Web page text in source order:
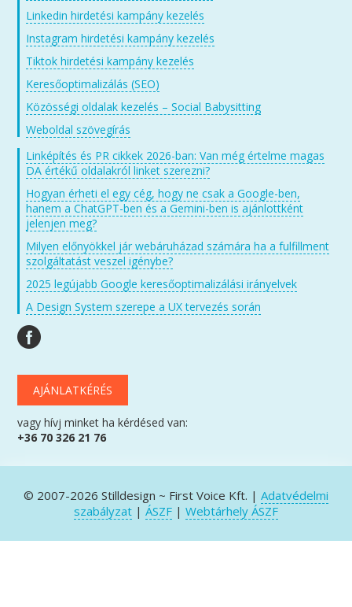
Linkedin hirdetési kampány kezelés
Instagram hirdetési kampány kezelés
Tiktok hirdetési kampány kezelés
Keresőoptimalizálás (SEO)
Közösségi oldalak kezelés – Social Babysitting
Weboldal szövegírás
Linképítés és PR cikkek 2026-ban: Van még értelme magas
DA értékű oldalakról linket szerezni?
Hogyan érheti el egy cég, hogy ne csak a Google-ben,
hanem a ChatGPT-ben és a Gemini-ben is ajánlottként
jelenjen meg?
Milyen előnyökkel jár webáruházad számára ha a fulfillment
szolgáltatást veszel igénybe?
2025 legújabb Google keresőoptimalizálási irányelvek
A Design System szerepe a UX tervezés során
AJÁNLATKÉRÉS
vagy hívj minket ha kérdésed van:
+36 70 326 21 76
© 2007-2026 Stilldesign ~ First Voice Kft. | Adatvédelmi
szabályzat | ÁSZF | Webtárhely ÁSZF